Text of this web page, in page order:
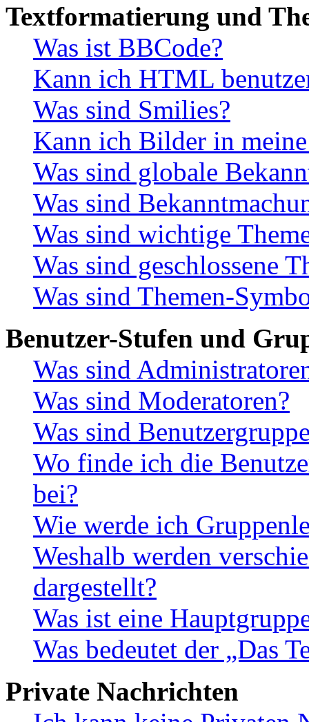
Textformatierung und
Was ist BBCode?
Kann ich HTML
Was sind Smilies?
Kann ich Bilder in
Was sind globale
Was sind
Was sind wichtige
Was sind geschlossene
Was sind Themen-
Benutzer-Stufen und
Was sind
Was sind Moderatoren?
Was sind
Wo finde ich die
bei?
Wie werde ich
Weshalb werden
dargestellt?
Was ist eine
Was bedeutet der „Das
Private Nachrichten